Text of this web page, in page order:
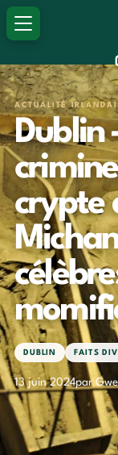
ACTUALITÉ
Dublin
crypte
DUBLIN FAITS
13 juin 2024par